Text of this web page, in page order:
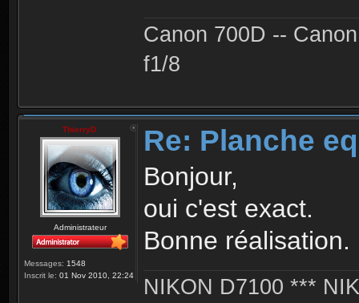
Canon 700D --
f1/8
ThierryD
Administrateur
Messages: 1548
Inscrit le: 01 Nov 2010, 22:24
Re: Planche
Bonjour,
oui c'est exact.
Bonne réalisation.
NIKON D7100 ***